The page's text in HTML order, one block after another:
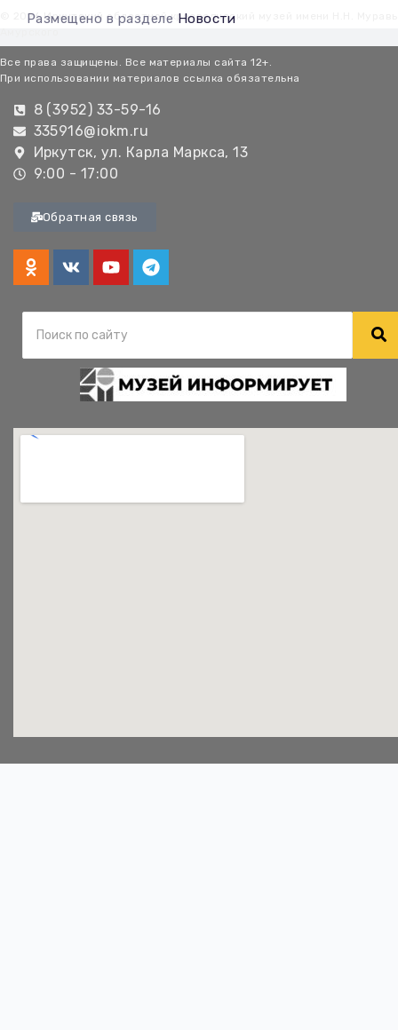
Размещено в разделе Новости
© 2026 Иркутский областной краеведческий музей имени Н.Н.
Все права защищены. Все материалы сайта 12+.
При использовании материалов ссылка обязательна
8 (3952) 33-59-16
335916@iokm.ru
Иркутск, ул. Карла Маркса, 13
9:00 - 17:00
Обратная связь